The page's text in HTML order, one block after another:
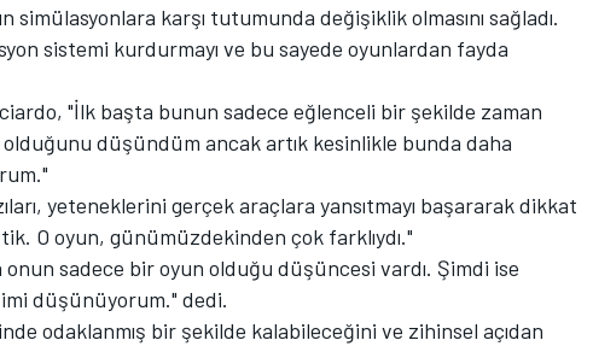
simülasyonlara karşı tutumunda değişiklik olmasını sağladı.
sistemi kurdurmayı ve bu sayede oyunlardan fayda
"İlk başta bunun sadece eğlenceli bir şekilde zaman
düşündüm ancak artık kesinlikle bunda daha
yeteneklerini gerçek araçlara yansıtmayı başararak dikkat
O oyun, günümüzdekinden çok farklıydı."
sadece bir oyun olduğu düşüncesi vardı. Şimdi ise
düşünüyorum." dedi.
odaklanmış bir şekilde kalabileceğini ve zihinsel açıdan